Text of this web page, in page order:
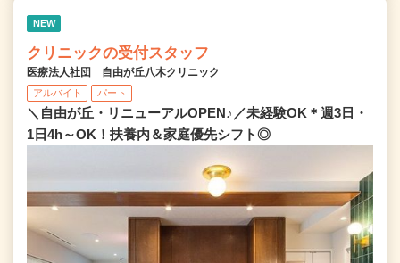
NEW
クリニックの受付スタッフ
医療法人社団 自由が丘八木クリニック
アルバイト パート
＼自由が丘・リニューアルOPEN♪／未経験OK＊週3日・
1日4h～OK！扶養内＆家庭優先シフト◎